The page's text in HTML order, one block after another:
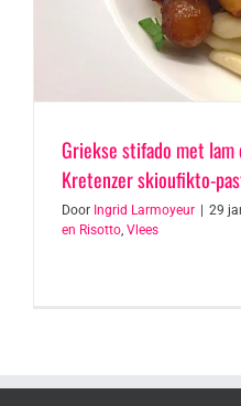
Griekse stifado met
Kretenzer skioufikto-
Door Ingrid Larmoyeur | 29
en Risotto Vlees